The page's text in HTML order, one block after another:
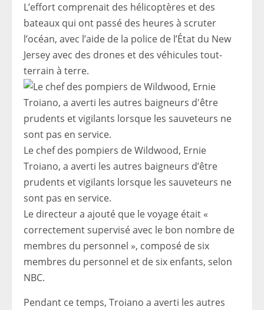
L’effort comprenait des hélicoptères et des
bateaux qui ont passé des heures à scruter
l’océan, avec l’aide de la police de l’État du New
Jersey avec des drones et des véhicules tout-
terrain à terre.
Le chef des pompiers de Wildwood, Ernie
Troiano, a averti les autres baigneurs d’être
prudents et vigilants lorsque les sauveteurs ne
sont pas en service.
Le directeur a ajouté que le voyage était «
correctement supervisé avec le bon nombre de
membres du personnel », composé de six
membres du personnel et de six enfants, selon
NBC.
Pendant ce temps, Troiano a averti les autres